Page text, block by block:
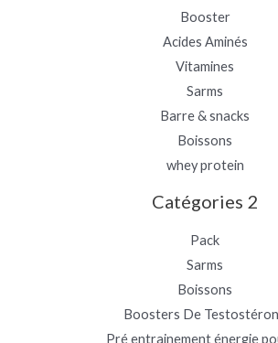
Booster
Acides Aminés
Vitamines
Sarms
Barre & snacks
Boissons
whey protein
Catégories 2
Pack
Sarms
Boissons
Boosters De
Pré entrainement énergie